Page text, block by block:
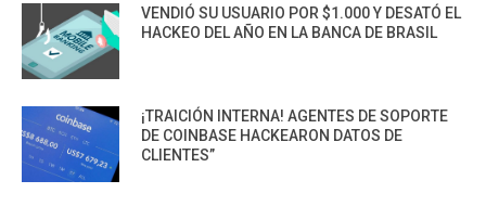
VENDIÓ SU USUARIO POR $1.000 Y DESATÓ EL
HACKEO DEL AÑO EN LA BANCA DE BRASIL
¡TRAICIÓN INTERNA! AGENTES DE SOPORTE
DE COINBASE HACKEARON DATOS DE
CLIENTES”